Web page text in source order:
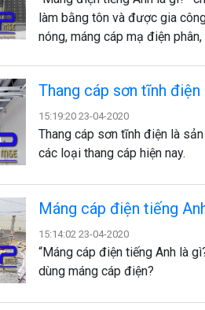
làm bằng tôn và được gia
nóng, máng cáp mạ điện
Thang cáp sơn tĩnh
15:19:20 23-04-2020
Thang cáp sơn tĩnh điện là
các loại thang cáp hiện nay.
Máng cáp điện tiếng
15:14:02 23-04-2020
“Máng cáp điện tiếng Anh là
dùng máng cáp điện?